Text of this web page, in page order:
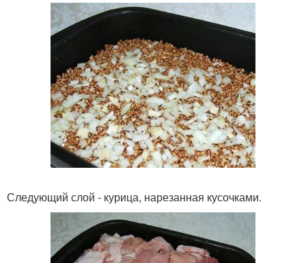
Следующий слой - курица, нарезанная кусочками.